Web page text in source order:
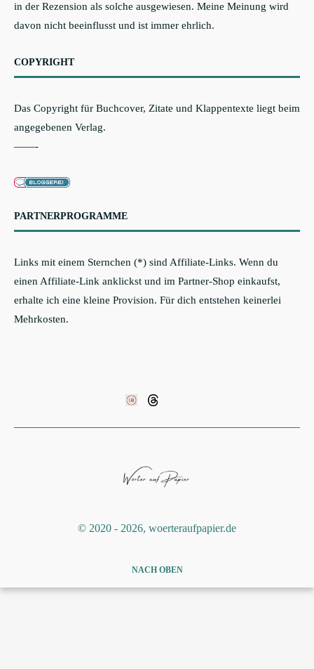
in der Rezension als solche ausgewiesen. Meine Meinung wird
davon nicht beeinflusst und ist immer ehrlich.
COPYRIGHT
Das Copyright für Buchcover, Zitate und Klappentexte liegt beim
angegebenen Verlag.
——-
PARTNERPROGRAMME
Links mit einem Sternchen (*) sind Affiliate-Links. Wenn du
einen Affiliate-Link anklickst und im Partner-Shop einkaufst,
erhalte ich eine kleine Provision. Für dich entstehen keinerlei
Mehrkosten.
©️ 2020 - 2026, woerteraufpapier.de
NACH OBEN